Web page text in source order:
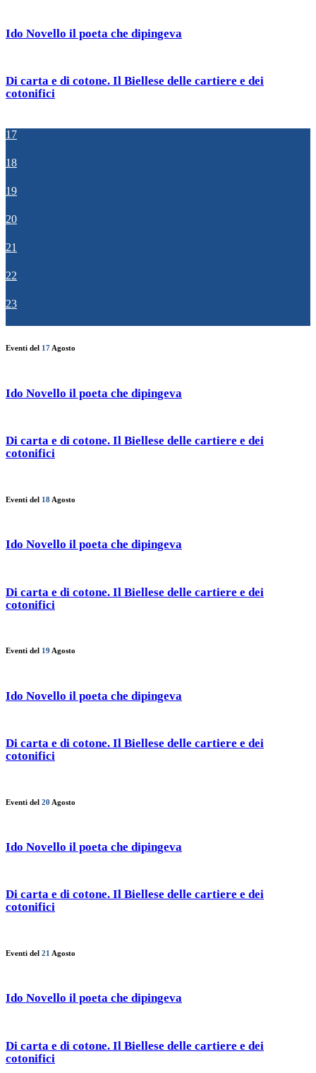
Ido Novello il poeta che dipingeva
Di carta e di cotone. Il Biellese delle cartiere e dei
cotonifici
17
18
19
20
21
22
23
Eventi del 17 Agosto
Ido Novello il poeta che dipingeva
Di carta e di cotone. Il Biellese delle cartiere e dei
cotonifici
Eventi del 18 Agosto
Ido Novello il poeta che dipingeva
Di carta e di cotone. Il Biellese delle cartiere e dei
cotonifici
Eventi del 19 Agosto
Ido Novello il poeta che dipingeva
Di carta e di cotone. Il Biellese delle cartiere e dei
cotonifici
Eventi del 20 Agosto
Ido Novello il poeta che dipingeva
Di carta e di cotone. Il Biellese delle cartiere e dei
cotonifici
Eventi del 21 Agosto
Ido Novello il poeta che dipingeva
Di carta e di cotone. Il Biellese delle cartiere e dei
cotonifici